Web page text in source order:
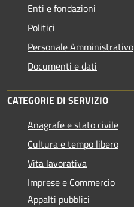
Enti e fondazioni
Politici
Personale Amministrativo
Documenti e dati
CATEGORIE DI SERVIZIO
Anagrafe e stato civile
Cultura e tempo libero
Vita lavorativa
Imprese e Commercio
Appalti pubblici